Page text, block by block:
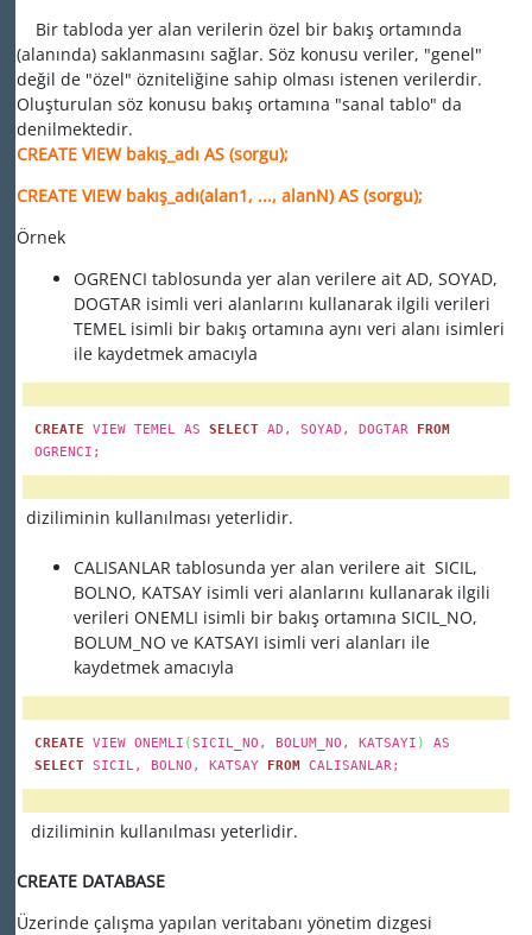
Bir tabloda yer alan verilerin özel bir bakış ortamında
(alanında) saklanmasını sağlar. Söz konusu veriler, "genel"
değil de "özel" özniteliğine sahip olması istenen verilerdir.
Oluşturulan söz konusu bakış ortamına "sanal tablo" da
denilmektedir.
CREATE VIEW bakış_adı AS (sorgu);
CREATE VIEW bakış_adı(alan1, ..., alanN) AS (sorgu);
Örnek
OGRENCI tablosunda yer alan verilere ait AD, SOYAD,
DOGTAR isimli veri alanlarını kullanarak ilgili verileri
TEMEL isimli bir bakış ortamına aynı veri alanı isimleri
ile kaydetmek amacıyla
CREATE VIEW TEMEL AS SELECT AD, SOYAD, DOGTAR FROM
OGRENCI;
diziliminin kullanılması yeterlidir.
CALISANLAR tablosunda yer alan verilere ait SICIL,
BOLNO, KATSAY isimli veri alanlarını kullanarak ilgili
verileri ONEMLI isimli bir bakış ortamına SICIL_NO,
BOLUM_NO ve KATSAYI isimli veri alanları ile
kaydetmek amacıyla
CREATE VIEW ONEMLI (SICIL_NO, BOLUM_NO, KATSAYI )
AS
SELECT SICIL, BOLNO, KATSAY FROM CALISANLAR;
diziliminin kullanılması yeterlidir.
CREATE DATABASE
Üzerinde çalışma yapılan veritabanı yönetim dizgesi